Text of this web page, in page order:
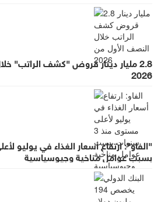
2.8 مليار دينار قروض "كشف الراتب"
2026
بسبب عوامل مناخية وجيوسياسية